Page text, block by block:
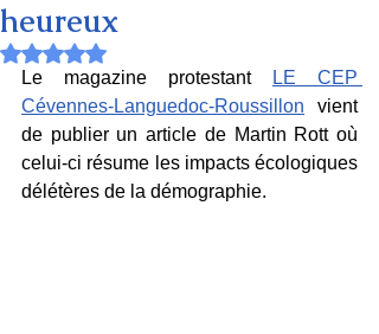
heureux
Noté NaN étoiles sur 5.
Le magazine protestant
LE CEP
Cévennes-Languedoc-Roussillon vient
de publier un article de Martin Rott où
celui-ci résume les impacts écologiques
délétères de la démographie.